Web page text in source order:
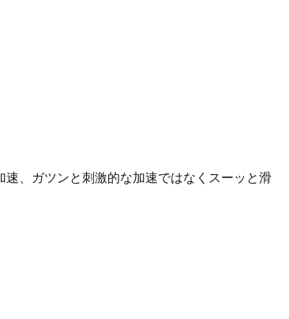
、ガツンと刺激的な加速ではなくスーッと滑